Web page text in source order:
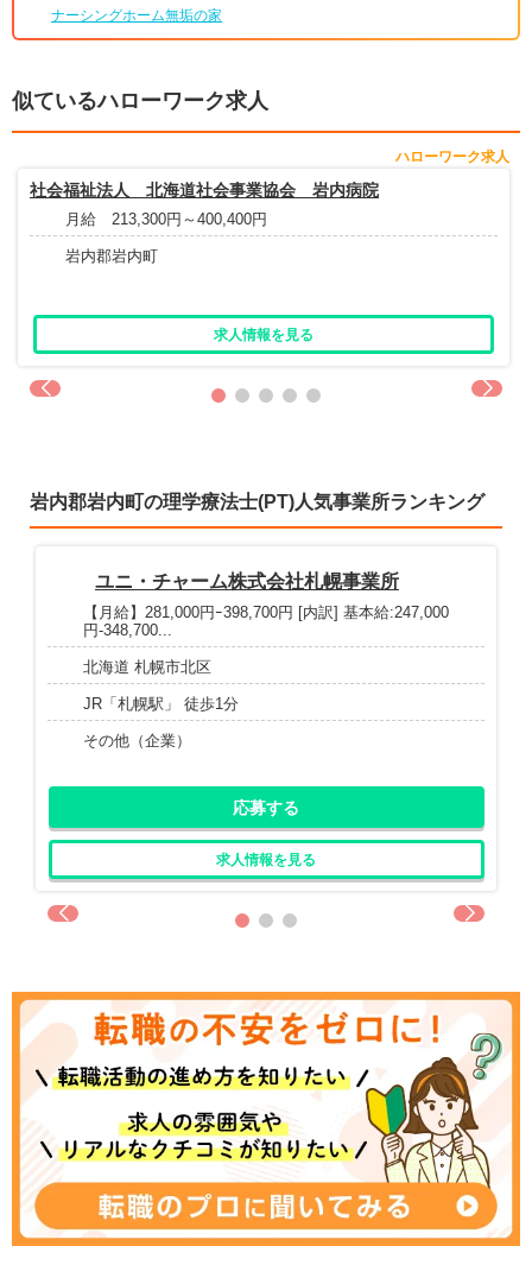
ナーシングホーム無垢の家
似ているハローワーク求人
ハローワーク求人
社会福祉法人 北海道社会事業協会 岩内病院
月給 213,300円～400,400円
岩内郡岩内町
求人情報を見る
岩内郡岩内町の理学療法士(PT)人気事業所ランキング
ユニ・チャーム株式会社札幌事業所
【月給】281,000円ｰ398,700円 [内訳] 基本給:247,000
円-348,700...
北海道 札幌市北区
JR「札幌駅」 徒歩1分
その他（企業）
応募する
求人情報を見る